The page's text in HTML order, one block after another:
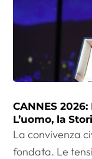
CANNES 2026:
L’uomo, la
La convivenza
fondata. Le